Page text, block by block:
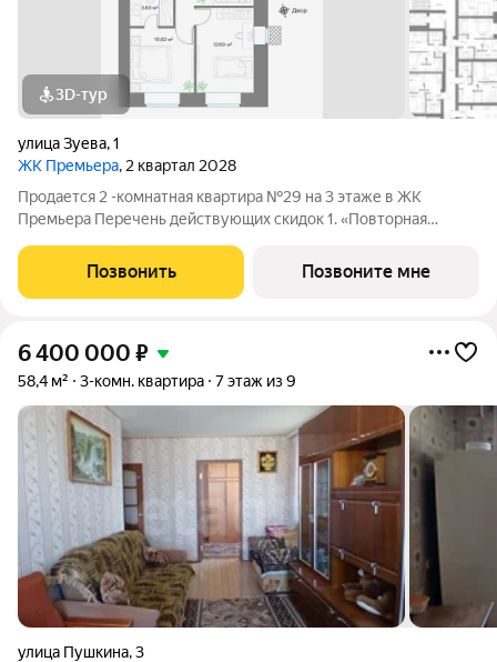
3D-тур
улица Зуева,1
ЖК Премьера, 2 квартал 2028
Продается 2 -комнатная квартира №29 на 3 этаже в ЖК
Премьера Перечень действующих скидок 1. «Повторная
2% 3. «Большой семье большая скидка» от 1% до 3% По
каждому виду скидок требуются
Позвонить Позвоните мне
6 400 000 ₽
58,4 м² 3-комн. квартира 7 этаж из 9
улица Пушкина,3